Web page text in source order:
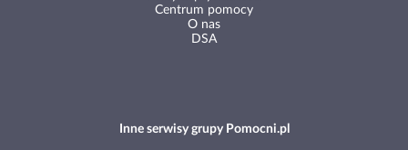
Centrum pomocy
O nas
DSA
Inne serwisy grupy Pomocni.pl